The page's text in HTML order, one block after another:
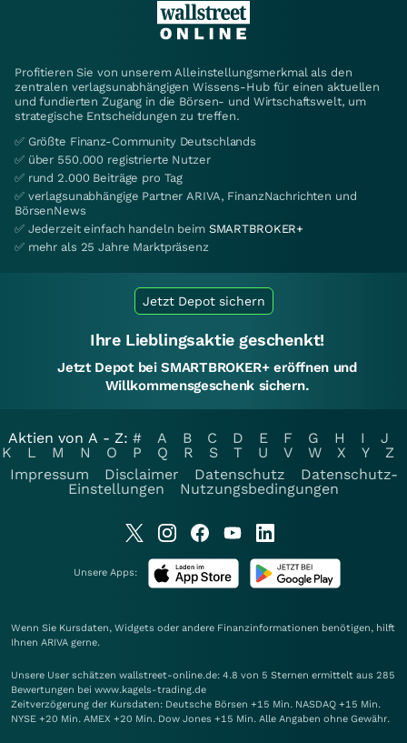
Profitieren Sie von unserem Alleinstellungsmerkmal als den
zentralen verlagsunabhängigen Wissens-Hub für einen aktuellen
und fundierten Zugang in die Börsen- und Wirtschaftswelt, um
strategische Entscheidungen zu treffen.
✅ Größte Finanz-Community Deutschlands
✅ über 550.000 registrierte Nutzer
✅ rund 2.000 Beiträge pro Tag
✅ verlagsunabhängige Partner ARIVA, FinanzNachrichten und
BörsenNews
✅ Jederzeit einfach handeln beim SMARTBROKER+
✅ mehr als 25 Jahre Marktpräsenz
Jetzt Depot sichern
Ihre Lieblingsaktie geschenkt!
Jetzt Depot bei SMARTBROKER+ eröffnen und
Willkommensgeschenk sichern.
Aktien von A - Z: # A B C D E F G H I
J
K
L M N O P Q R S T U V W X Y
Z
Impressum
Disclaimer Datenschutz
Datenschutz-
Einstellungen
Nutzungsbedingungen
Unsere Apps:
Wenn Sie Kursdaten, Widgets oder andere Finanzinformationen benötigen, hilft
Ihnen ARIVA gerne.
Unsere User schätzen wallstreet-online.de: 4.8 von 5 Sternen ermittelt aus 285
Bewertungen bei www.kagels-trading.de
Zeitverzögerung der Kursdaten: Deutsche Börsen +15 Min. NASDAQ +15 Min.
NYSE +20 Min. AMEX +20 Min. Dow Jones +15 Min. Alle Angaben ohne Gewähr.